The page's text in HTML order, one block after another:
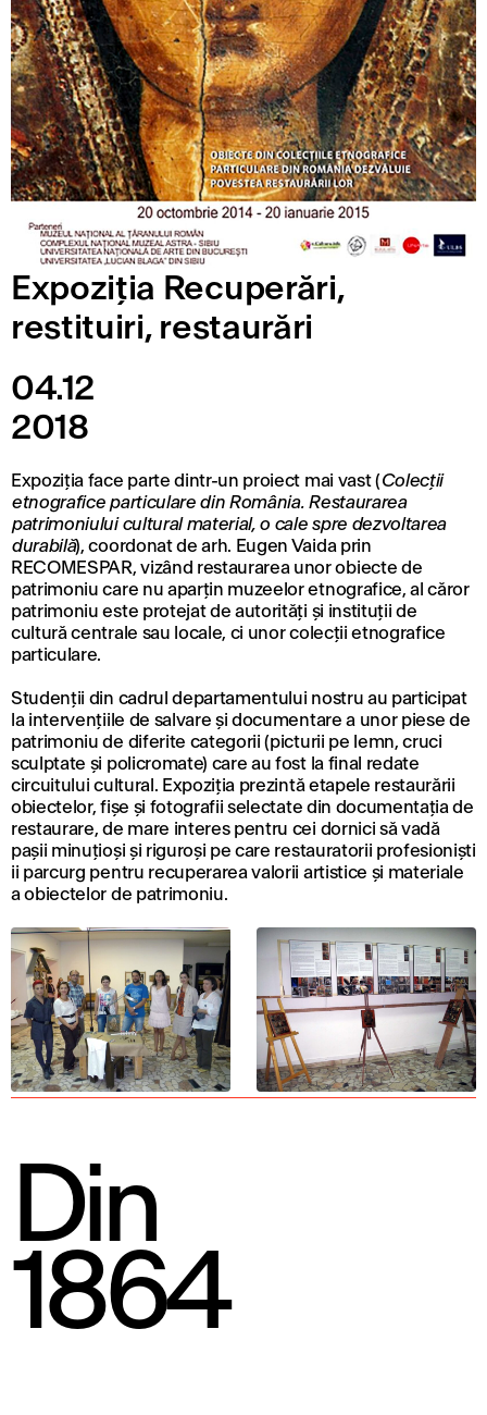
Expoziția Recuperări,
restituiri, restaurări
04.12
2018
Expoziţia face parte dintr-un proiect mai vast (Colecţii
etnografice particulare din România. Restaurarea
patrimoniului cultural material, o cale spre dezvoltarea
durabilă), coordonat de arh. Eugen Vaida prin
RECOMESPAR, vizând restaurarea unor obiecte de
patrimoniu care nu aparţin muzeelor etnografice, al căror
patrimoniu este protejat de autorităţi şi instituţii de
cultură centrale sau locale, ci unor colecţii etnografice
particulare.
Studenții din cadrul departamentului nostru au participat
la intervențiile de salvare și documentare a unor piese de
patrimoniu de diferite categorii (picturii pe lemn, cruci
sculptate și policromate) care au fost la final redate
circuitului cultural. Expoziţia prezintă etapele restaurării
obiectelor, fişe şi fotografii selectate din documentaţia de
restaurare, de mare interes pentru cei dornici să vadă
pașii minuțioși și riguroși pe care restauratorii profesioniști
ii parcurg pentru recuperarea valorii artistice și materiale
a obiectelor de patrimoniu.
Din
1864